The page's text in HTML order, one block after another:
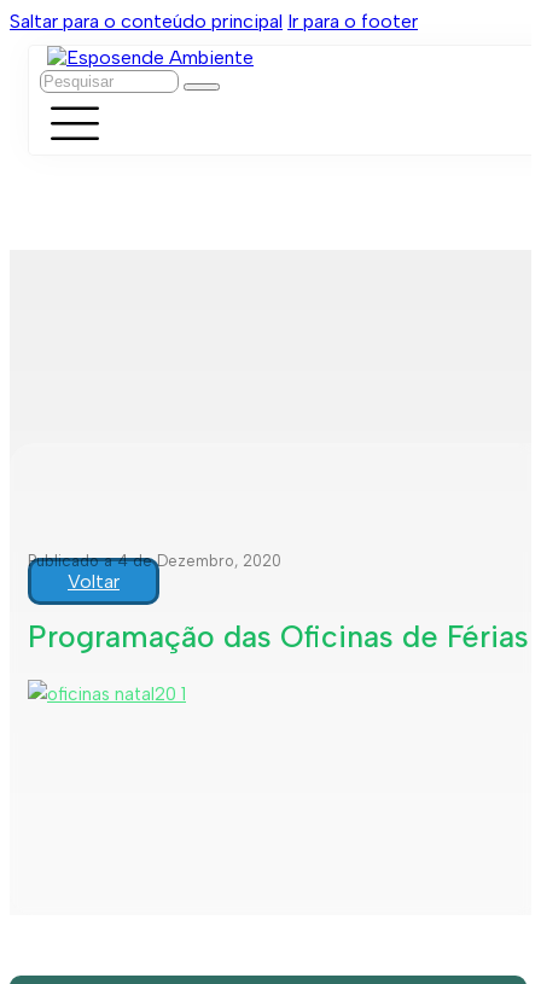
Saltar para o conteúdo principal Ir para o footer
Pesquisar
Publicado a 4 de Dezembro, 2020
Voltar
Programação das Oficinas de